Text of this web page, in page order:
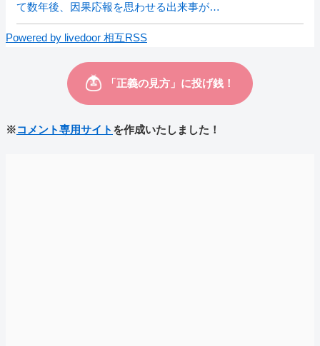
て数年後、因果応報を思わせる出来事が…
Powered by livedoor 相互RSS
※コメント専用サイト を作成いたしました！